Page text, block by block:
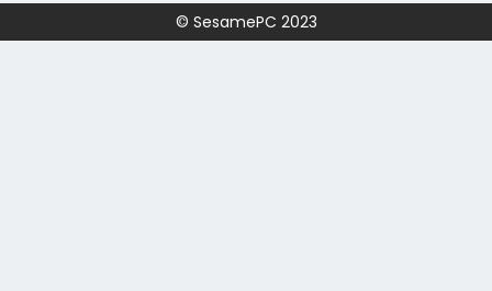
© SesamePC 2023